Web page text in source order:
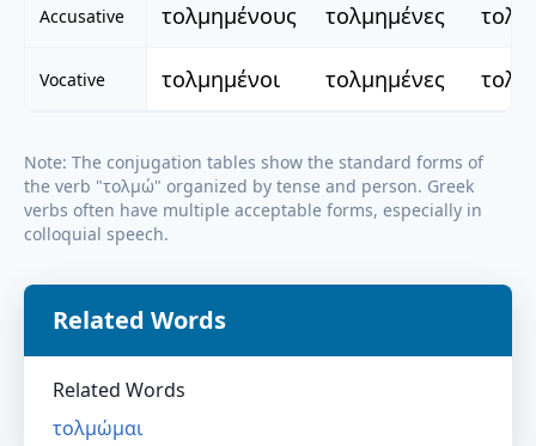
Accusative τολμημένους τολμημένες
Vocative τολμημένοι τολμημένες
Note: The conjugation tables show the standard forms of
the verb "τολμώ" organized by tense and person. Greek
verbs often have multiple acceptable forms, especially in
colloquial speech.
Related Words
Related Words
τολμώμαι